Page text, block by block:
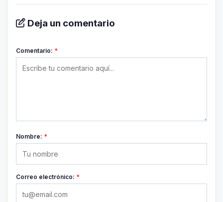
Deja un comentario
Comentario: *
Nombre: *
Correo electrónico: *